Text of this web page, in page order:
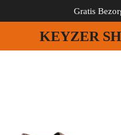
direct
de
KEYZER
Gratis